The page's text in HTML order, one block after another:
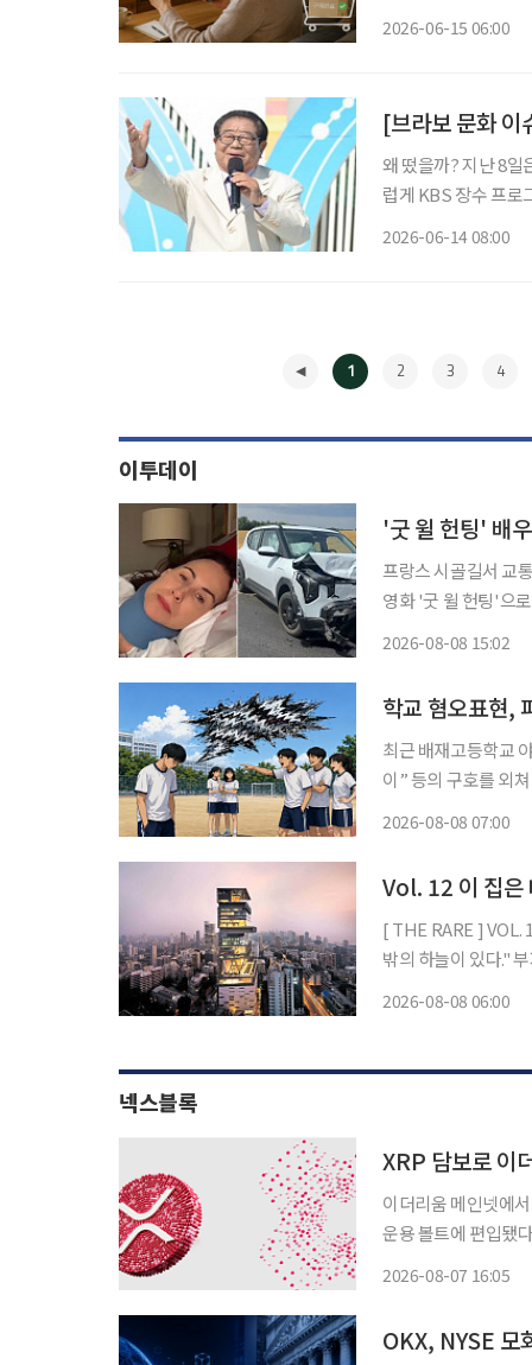
2026-06-15 06:00
[브라보 문화 이
왜 떴을까? 지난 8일
럽게 KBS 장수 프로
2026-06-14 08:00
1 2 3 4
이투데이
'굿 윌 헌팅' 배
프랑스 시골길서 교
영화 '굿 윌 헌팅'으
2026-08-08 15:02
학교 혐오표현,
최근 배재고등학교
이” 등의 구호를 외
2026-08-08 07:00
Vol. 12 이 집은
[ THE RARE ] VOL. 12 이 집은 대체 얼마일까:슈퍼리치들의 주거지 "천외천(天
밖
2026-08-08 06:00
넥스블록
XRP 담보로 이
이더리움 메인넷에
운용 볼트에 편입됐다. 플레어 네트워크는 지난 3일(현지시간) 기관 디파이 운용사
2026-08-07 16:05
OKX, NYSE 모